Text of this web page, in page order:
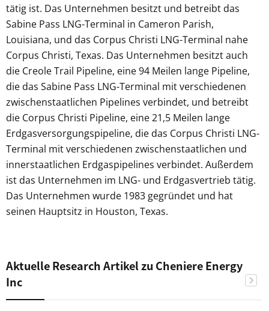
tätig ist. Das Unternehmen besitzt und betreibt das
Sabine Pass LNG-Terminal in Cameron Parish,
Louisiana, und das Corpus Christi LNG-Terminal nahe
Corpus Christi, Texas. Das Unternehmen besitzt auch
die Creole Trail Pipeline, eine 94 Meilen lange Pipeline,
die das Sabine Pass LNG-Terminal mit verschiedenen
zwischenstaatlichen Pipelines verbindet, und betreibt
die Corpus Christi Pipeline, eine 21,5 Meilen lange
Erdgasversorgungspipeline, die das Corpus Christi LNG-
Terminal mit verschiedenen zwischenstaatlichen und
innerstaatlichen Erdgaspipelines verbindet. Außerdem
ist das Unternehmen im LNG- und Erdgasvertrieb tätig.
Das Unternehmen wurde 1983 gegründet und hat
seinen Hauptsitz in Houston, Texas.
Aktuelle Research Artikel zu Cheniere Energy
Inc